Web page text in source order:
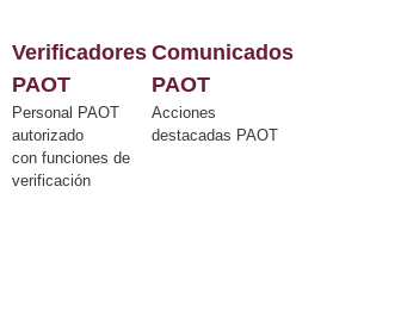
Verificadores
PAOT
Personal PAOT
autorizado
con funciones de
verificación
Comunicados
PAOT
Acciones
destacadas PAOT